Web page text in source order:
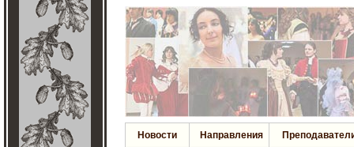
Новости Направления